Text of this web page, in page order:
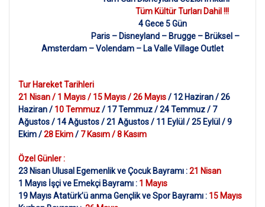
Tüm Kültür Turları Dahil !!!
4 Gece 5 Gün
Paris – Disneyland – Brugge – Brüksel –
Amsterdam – Volendam – La Valle Village Outlet
Tur Hareket Tarihleri
21 Nisan / 1 Mayıs / 15 Mayıs / 26 Mayıs/ 12 Haziran / 26
Haziran / 10 Temmuz/ 17 Temmuz / 24 Temmuz / 7
Ağustos / 14 Ağustos / 21 Ağustos / 11 Eylül / 25 Eylül / 9
Ekim /28 Ekim/ 7 Kasım / 8 Kasım
Özel Günler :
23 Nisan Ulusal Egemenlik ve Çocuk Bayramı :21 Nisan
1 Mayıs İşçi ve Emekçi Bayramı : 1 Mayıs
19 Mayıs Atatürk’ü anma Gençlik ve Spor Bayramı : 15 Mayıs